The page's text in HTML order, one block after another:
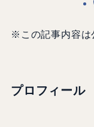
※この記事内容は
プロフィール